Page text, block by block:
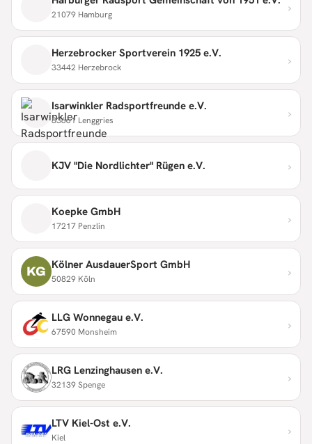
21079 Hamburg ›
Herzebrocker Sportverein 1925 e.V.
33442 Herzebrock ›
Isarwinkler Radsportfreunde e.V.
83661 Lenggries ›
KJV "Die Nordlichter" Rügen e.V. ›
Koepke GmbH
17217 Penzlin ›
KG Kölner AusdauerSport GmbH
50829 Köln ›
LLG Wonnegau e.V.
67590 Monsheim ›
LRG Lenzinghausen e.V.
32139 Spenge ›
LTV Kiel-Ost e.V.
Kiel ›